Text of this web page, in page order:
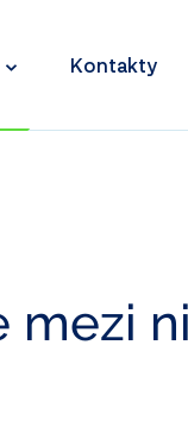
Kontakty
mezi